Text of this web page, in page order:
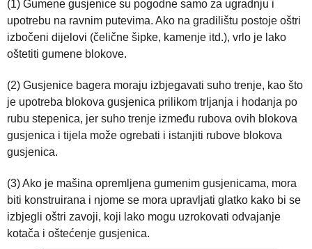
(1) Gumene gusjenice su pogodne samo za ugradnju i
upotrebu na ravnim putevima. Ako na gradilištu postoje oštri
izbočeni dijelovi (čelične šipke, kamenje itd.), vrlo je lako
oštetiti gumene blokove.
(2) Gusjenice bagera moraju izbjegavati suho trenje, kao što
je upotreba blokova gusjenica prilikom trljanja i hodanja po
rubu stepenica, jer suho trenje između rubova ovih blokova
gusjenica i tijela može ogrebati i istanjiti rubove blokova
gusjenica.
(3) Ako je mašina opremljena gumenim gusjenicama, mora
biti konstruirana i njome se mora upravljati glatko kako bi se
izbjegli oštri zavoji, koji lako mogu uzrokovati odvajanje
kotača i oštećenje gusjenica.